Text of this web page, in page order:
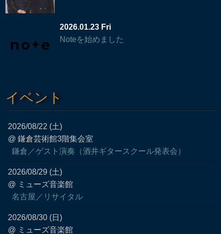
2026.01.23 Fri
Noteを始めました
イベント
2026/08/22 (土)
@ 鎌倉芸術館3階集会室
鎌倉／ゲスト演奏（酒井ギタースクール発表会）
2026/08/29 (土)
@ ミューズ音楽館
名古屋／リサイタル
2026/08/30 (日)
@ ミューズ音楽館